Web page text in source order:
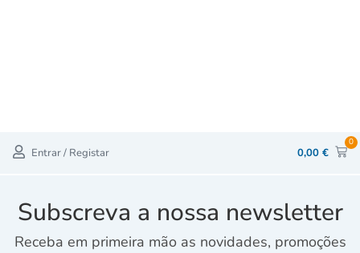
Entrar / Registar 0,00 €
0
Subscreva a nossa newsletter
Receba em primeira mão as novidades, promoções